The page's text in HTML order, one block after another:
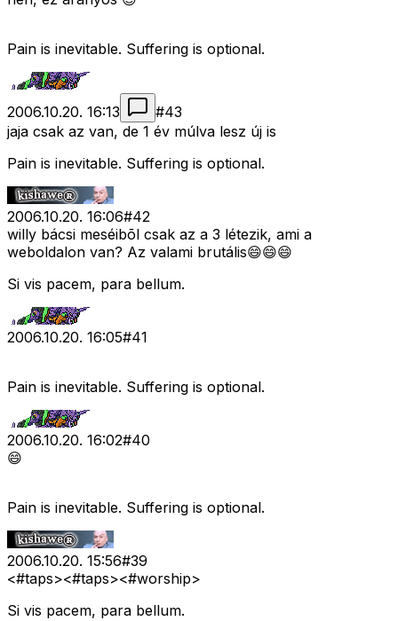
Pain is inevitable. Suffering is optional.
2006.10.20. 16:13 #43
jaja csak az van, de 1 év múlva lesz új is
Pain is inevitable. Suffering is optional.
2006.10.20. 16:06#42
willy bácsi meséibõl csak az a 3 létezik, ami a
weboldalon van? Az valami brutális😄😄😄
Si vis pacem, para bellum.
2006.10.20. 16:05#41
Pain is inevitable. Suffering is optional.
2006.10.20. 16:02#40
😄
Pain is inevitable. Suffering is optional.
2006.10.20. 15:56#39
<#taps><#taps><#worship>
Si vis pacem, para bellum.